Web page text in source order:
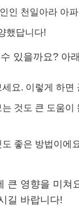
인 천일아라 아
했답니다!
있을까요? 아
요. 이렇게 하면
것도 큰 도움이
좋은 방법이에
큰 영향을 미쳐
길 바랍니다!